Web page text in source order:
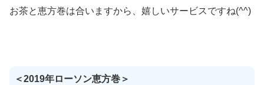
お茶と恵方巻は合いますから、嬉しいサービスですね(^^)
＜2019年ローソン恵方巻＞